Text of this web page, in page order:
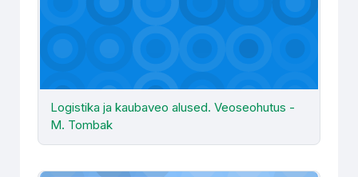
Logistika ja kaubaveo alused. Veoseohutus -
M. Tombak